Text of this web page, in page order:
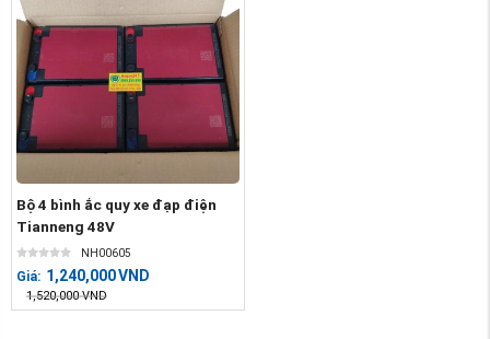
Bộ 4 bình ắc quy xe đạp điện
Tianneng 48V
NH00605
Giá: 1,240,000VND
1,520,000 VND